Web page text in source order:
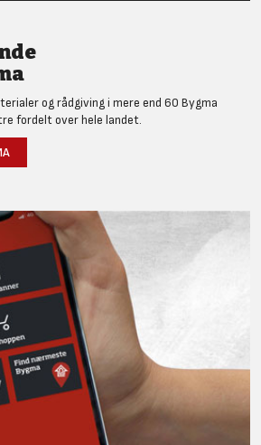
og rådgiving i mere end 60 Bygma
fordelt over hele landet.